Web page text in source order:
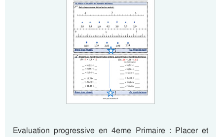
Evaluation progressive en 4eme Primaire : Placer et